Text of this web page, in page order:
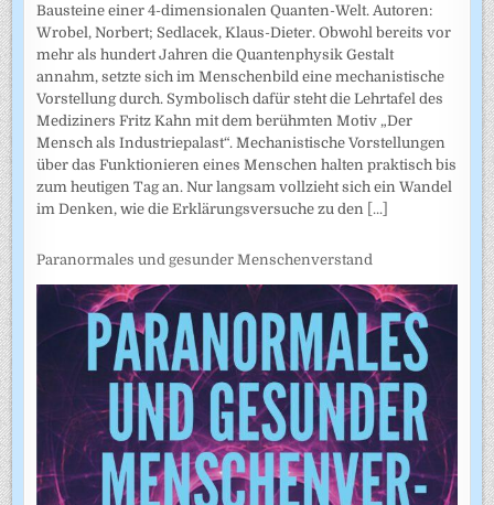
Bausteine einer 4-dimensionalen Quanten-Welt. Autoren:
Wrobel, Norbert; Sedlacek, Klaus-Dieter. Obwohl bereits vor
mehr als hundert Jahren die Quantenphysik Gestalt
annahm, setzte sich im Menschenbild eine mechanistische
Vorstellung durch. Symbolisch dafür steht die Lehrtafel des
Mediziners Fritz Kahn mit dem berühmten Motiv „Der
Mensch als Industriepalast“. Mechanistische Vorstellungen
über das Funktionieren eines Menschen halten praktisch bis
zum heutigen Tag an. Nur langsam vollzieht sich ein Wandel
im Denken, wie die Erklärungsversuche zu den [...]
Paranormales und gesunder Menschenverstand